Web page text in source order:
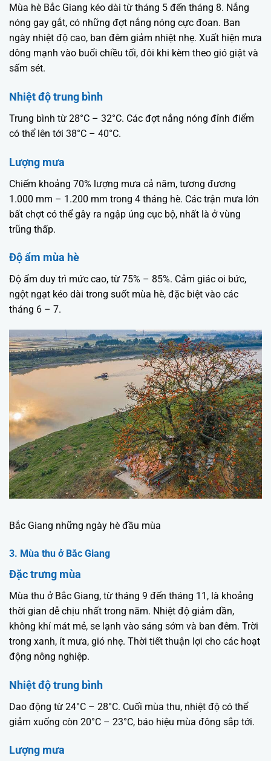
Mùa hè Bắc Giang kéo dài từ tháng 5 đến tháng 8. Nắng
nóng gay gắt, có những đợt nắng nóng cực đoan. Ban
ngày nhiệt độ cao, ban đêm giảm nhiệt nhẹ. Xuất hiện mưa
dông mạnh vào buổi chiều tối, đôi khi kèm theo gió giật và
sấm sét.
Nhiệt độ trung bình
Trung bình từ 28°C – 32°C. Các đợt nắng nóng đỉnh điểm
có thể lên tới 38°C – 40°C.
Lượng mưa
Chiếm khoảng 70% lượng mưa cả năm, tương đương
1.000 mm – 1.200 mm trong 4 tháng hè. Các trận mưa lớn
bất chợt có thể gây ra ngập úng cục bộ, nhất là ở vùng
trũng thấp.
Độ ẩm mùa hè
Độ ẩm duy trì mức cao, từ 75% – 85%. Cảm giác oi bức,
ngột ngạt kéo dài trong suốt mùa hè, đặc biệt vào các
tháng 6 – 7.
Bắc Giang những ngày hè đầu mùa
3. Mùa thu ở Bắc Giang
Đặc trưng mùa
Mùa thu ở Bắc Giang, từ tháng 9 đến tháng 11, là khoảng
thời gian dễ chịu nhất trong năm. Nhiệt độ giảm dần,
không khí mát mẻ, se lạnh vào sáng sớm và ban đêm. Trời
trong xanh, ít mưa, gió nhẹ. Thời tiết thuận lợi cho các hoạt
động nông nghiệp.
Nhiệt độ trung bình
Dao động từ 24°C – 28°C. Cuối mùa thu, nhiệt độ có thể
giảm xuống còn 20°C – 23°C, báo hiệu mùa đông sắp tới.
Lượng mưa